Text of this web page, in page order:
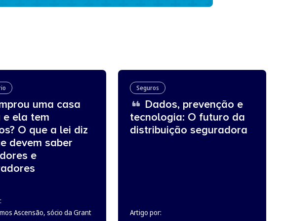
uma casa
e ela tem
O que a lei diz
devem saber
e
Ascensão, sócio da Grant
Seguros
Dados, prevenção e
tecnologia: O futuro da
distribuição seguradora
Artigo por: